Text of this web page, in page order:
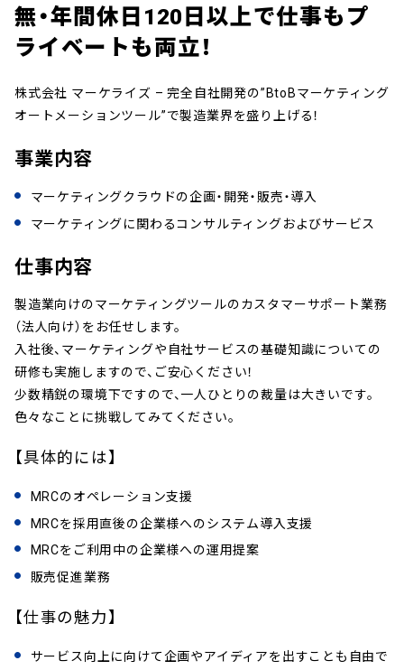
無・年間休日120日以上で仕事もプ
ライベートも両立！
株式会社 マーケライズ – 完全自社開発の”BtoBマーケティング
オートメーションツール”で製造業界を盛り上げる！
事業内容
マーケティングクラウドの企画・開発・販売・導入
マーケティングに関わるコンサルティングおよびサービス
仕事内容
製造業向けのマーケティングツールのカスタマーサポート業務
（法人向け）をお任せします。
入社後、マーケティングや自社サービスの基礎知識についての
研修も実施しますので、ご安心ください！
少数精鋭の環境下ですので、一人ひとりの裁量は大きいです。
色々なことに挑戦してみてください。
【具体的には】
MRCのオペレーション支援
MRCを採用直後の企業様へのシステム導入支援
MRCをご利用中の企業様への運用提案
販売促進業務
【仕事の魅力】
サービス向上に向けて企画やアイディアを出すことも自由で